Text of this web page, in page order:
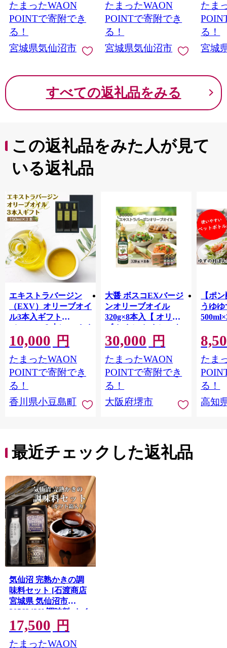
介 規格外 不揃い さけ
サケ 鮭切身 シャケ 切
り身 サーモン切り身
訳アリ わけあり 簡易
包装 家庭用 冷凍
たまったWAON
POINTで寄附でき
る！
宮城県気仙沼市
業務用 バラ凍結 剥き
えび むき海老 魚介 エ
ビ 海老 小分け むき身
たまったWAON
POINTで寄附でき
る！
宮城県気仙沼市
白米
コメ
家庭用
たま
る！
宮城
すべての返礼品をみる
この返礼品をみた人が見て
いる返礼品
エキストラバージン
（EXV）オリーブオイ
ル3本入ギフト
（150ml×３本）スペイ
ン産
10,000 円
たまったWAON
POINTで寄附でき
る！
香川県小豆島町
大醤 ボスコEXバージ
ンオリーブオイル
320g×8本入【 オリー
ブオイル オイル エキ
ストラバージンオリー
ブオイル エクストラ
バージン エキストラ
バージンオイル 調味
料 高品質 ヘルシー サ
ラダ パスタ 洋食 人気
おすすめ 送料無料 大
30,000 円
たまったWAON
POINTで寄附でき
る！
大阪府堺市
【ポ
うゆ
たま
る！
高知
最近チェックした返礼品
気仙沼 完熟かきの調
味料セット [石渡商店
宮城県 気仙沼市
20563438] 調味料 オイ
スターソース 醤油 か
き醤油 XO醤 詰め合わ
せ ギフト 贈り物
17,500 円
たまったWAON